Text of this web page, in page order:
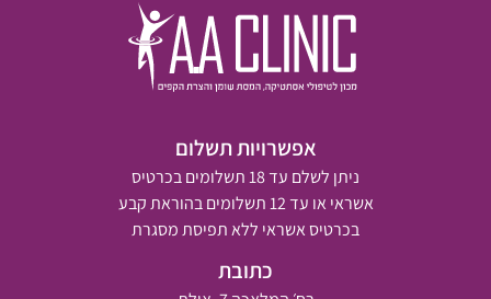
אפשרויות תשלום
ניתן לשלם עד 18 תשלומים בכרטיס
אשראי או עד 12 תשלומים בהוראת קבע
בכרטיס אשראי ללא תפיסת מסגרת
כתובת